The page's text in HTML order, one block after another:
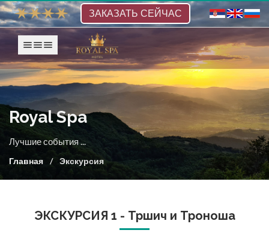
ЗАКАЗАТЬ СЕЙЧАС
Royal Spa
Лучшие события ...
Главная Экскурсия
ЭКСКУРСИЯ 1 - Тршич и Троноша